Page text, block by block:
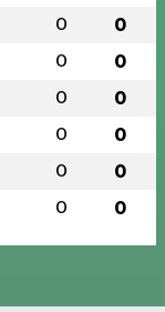
0 0
0 0
0 0
0 0
0 0
0 0